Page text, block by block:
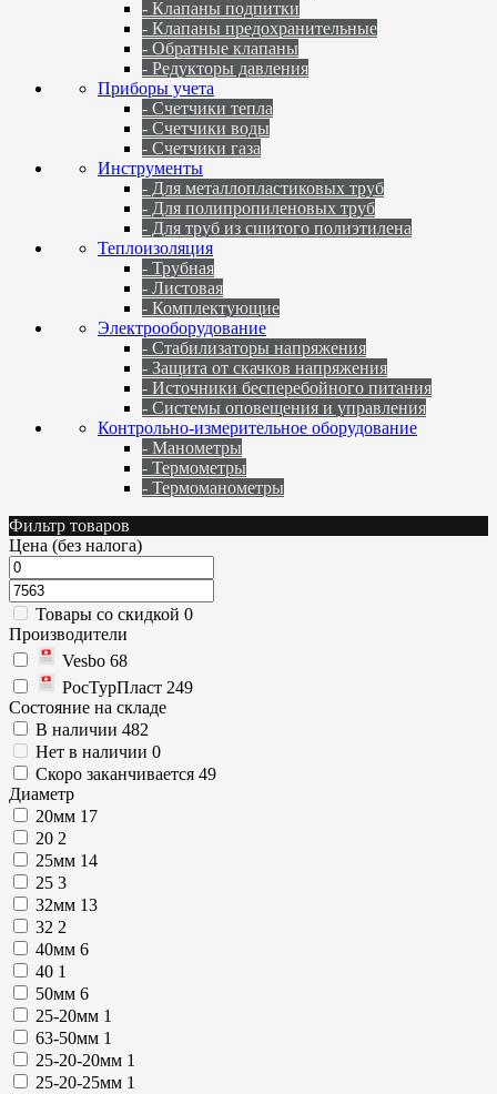
- Клапаны подпитки
- Клапаны предохранительные
- Обратные клапаны
- Редукторы давления
Приборы учета
- Счетчики тепла
- Счетчики воды
- Счетчики газа
Инструменты
- Для металлопластиковых труб
- Для полипропиленовых труб
- Для труб из сшитого полиэтилена
Теплоизоляция
- Трубная
- Листовая
- Комплектующие
Электрооборудование
- Стабилизаторы напряжения
- Защита от скачков напряжения
- Источники бесперебойного питания
- Системы оповещения и управления
Контрольно-измерительное оборудование
- Манометры
- Термометры
- Термоманометры
Фильтр товаров
Цена (без налога)
Товары со скидкой 0
Производители
Vesbo 68
РосТурПласт 249
Состояние на складе
В наличии 482
Нет в наличии 0
Скоро заканчивается 49
Диаметр
20мм 17
20 2
25мм 14
25 3
32мм 13
32 2
40мм 6
40 1
50мм 6
25-20мм 1
63-50мм 1
25-20-20мм 1
25-20-25мм 1